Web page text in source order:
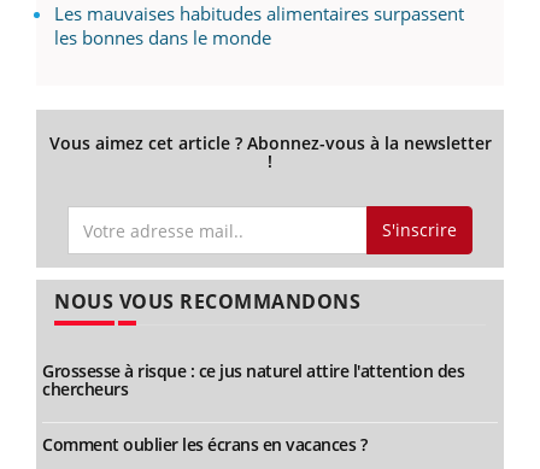
Les mauvaises habitudes alimentaires surpassent
les bonnes dans le monde
Vous aimez cet article ? Abonnez-vous à la newsletter
!
S'inscrire
NOUS VOUS RECOMMANDONS
Grossesse à risque : ce jus naturel attire l'attention des
chercheurs
Comment oublier les écrans en vacances ?